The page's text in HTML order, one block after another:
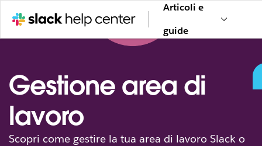
Articoli e
guide
Gestione area di
lavoro
Scopri come gestire la tua area di lavoro Slack o